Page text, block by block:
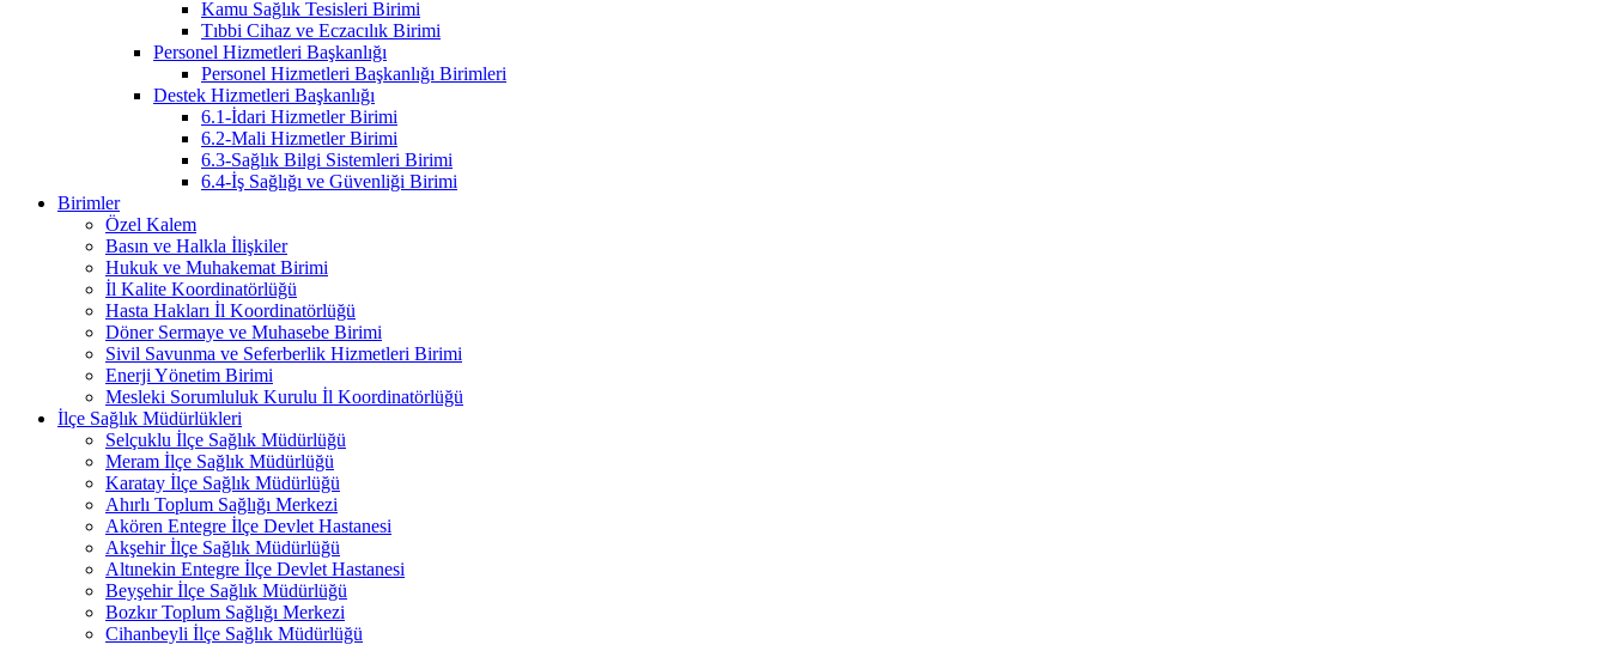
Kamu Sağlık Tesisleri Birimi
Tıbbi Cihaz ve Eczacılık Birimi
Personel Hizmetleri Başkanlığı
Personel Hizmetleri Başkanlığı Birimleri
Destek Hizmetleri Başkanlığı
6.1-İdari Hizmetler Birimi
6.2-Mali Hizmetler Birimi
6.3-Sağlık Bilgi Sistemleri Birimi
6.4-İş Sağlığı ve Güvenliği Birimi
Birimler
Özel Kalem
Basın ve Halkla İlişkiler
Hukuk ve Muhakemat Birimi
İl Kalite Koordinatörlüğü
Hasta Hakları İl Koordinatörlüğü
Döner Sermaye ve Muhasebe Birimi
Sivil Savunma ve Seferberlik Hizmetleri Birimi
Enerji Yönetim Birimi
Mesleki Sorumluluk Kurulu İl Koordinatörlüğü
İlçe Sağlık Müdürlükleri
Selçuklu İlçe Sağlık Müdürlüğü
Meram İlçe Sağlık Müdürlüğü
Karatay İlçe Sağlık Müdürlüğü
Ahırlı Toplum Sağlığı Merkezi
Akören Entegre İlçe Devlet Hastanesi
Akşehir İlçe Sağlık Müdürlüğü
Altınekin Entegre İlçe Devlet Hastanesi
Beyşehir İlçe Sağlık Müdürlüğü
Bozkır Toplum Sağlığı Merkezi
Cihanbeyli İlçe Sağlık Müdürlüğü